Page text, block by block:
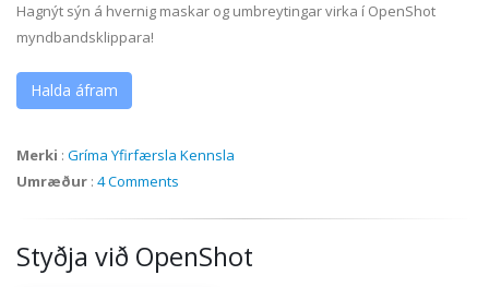
Hagnýt sýn á hvernig maskar og umbreytingar virka í OpenShot
myndbandsklippara!
Halda áfram
Merki : Gríma Yfirfærsla Kennsla
Umræður : 4 Comments
Styðja við OpenShot